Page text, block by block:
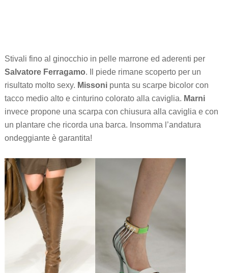
Stivali fino al ginocchio in pelle marrone ed aderenti per
Salvatore Ferragamo. Il piede rimane scoperto per un
risultato molto sexy. Missonipunta su scarpe bicolor con
tacco medio alto e cinturino colorato alla caviglia. Marni
invece propone una scarpa con chiusura alla caviglia e con
un plantare che ricorda una barca. Insomma l’andatura
ondeggiante è garantita!